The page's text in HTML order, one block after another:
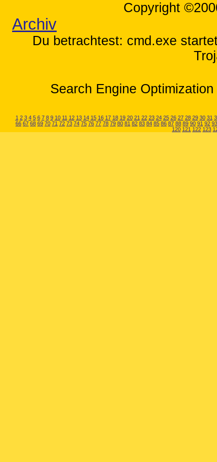
Copyright
Archiv
Du betrachtest: cmd.exe
Search Engine
1 2 3 4 5 6 7 8 9 10 11 12 13 14 15 16 17 18 19 20 21 22 23 24 25 26 27 28 29 30 31
66 67 68 69 70 71 72 73 74 75 76 77 78 79 80 81 82 83 84 85 86 87 88 89 90 91 92 93
120 121 122 123